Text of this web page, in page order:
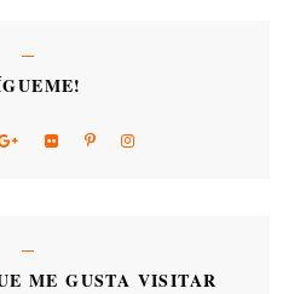
ME GUSTA VISITAR